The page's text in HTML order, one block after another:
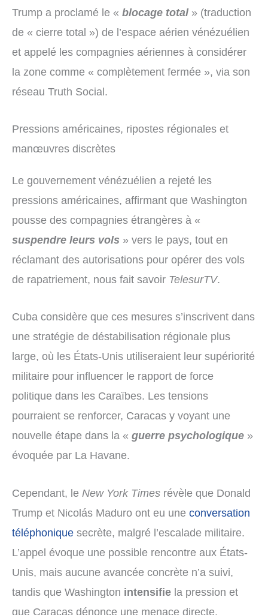
Trump a proclamé le « blocage total » (traduction
de « cierre total ») de l’espace aérien vénézuélien
et appelé les compagnies aériennes à considérer
la zone comme « complètement fermée », via son
réseau Truth Social.
Pressions américaines, ripostes régionales et
manœuvres discrètes
Le gouvernement vénézuélien a rejeté les
pressions américaines, affirmant que Washington
pousse des compagnies étrangères à «
suspendre leurs vols » vers le pays, tout en
réclamant des autorisations pour opérer des vols
de rapatriement, nous fait savoir TelesurTV.
Cuba considère que ces mesures s’inscrivent dans
une stratégie de déstabilisation régionale plus
large, où les États-Unis utiliseraient leur supériorité
militaire pour influencer le rapport de force
politique dans les Caraïbes. Les tensions
pourraient se renforcer, Caracas y voyant une
nouvelle étape dans la « guerre psychologique »
évoquée par La Havane.
Cependant, le New York Times révèle que Donald
Trump et Nicolás Maduro ont eu une conversation
téléphonique secrète, malgré l’escalade militaire.
L’appel évoque une possible rencontre aux États-
Unis, mais aucune avancée concrète n’a suivi,
tandis que Washington intensifie la pression et
que Caracas dénonce une menace directe.